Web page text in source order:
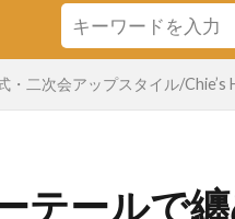
二次会アップスタイル/Chie’s
テールで